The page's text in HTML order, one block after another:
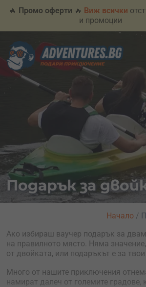
🔥 Промо оферти 🔥 Виж всички
и промоции
Подарък за
Ако избираш ваучер подарък за
на правилното място. Няма
от двойката, или подаръкът е за твои
Много от нашите приключения
намират далеч от големите градове,
Начало /